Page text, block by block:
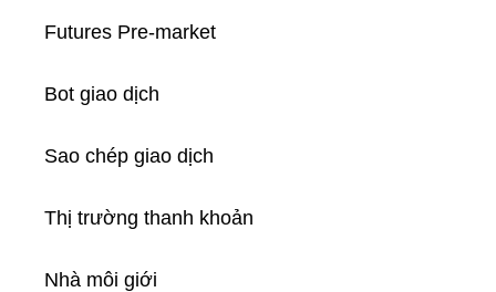
Futures Pre-market
Bot giao dịch
Sao chép giao dịch
Thị trường thanh khoản
Nhà môi giới